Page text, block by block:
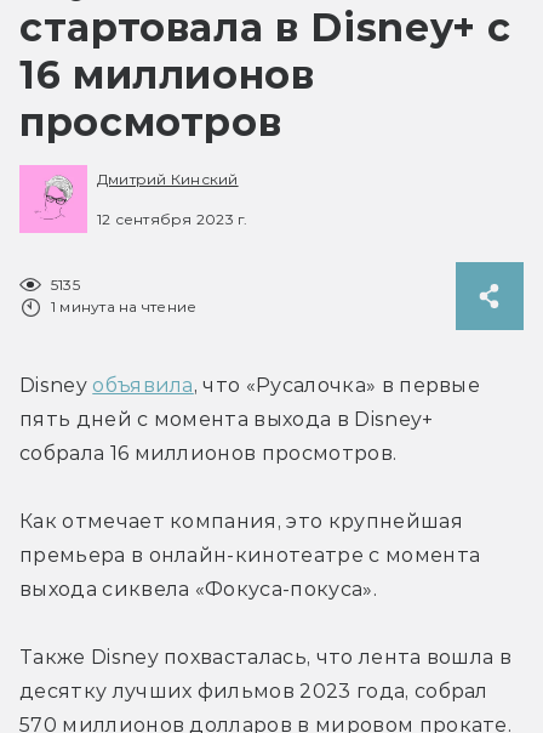
стартовала в Disney+ с
16 миллионов
просмотров
Дмитрий Кинский
12 сентября 2023 г.
5135
1 минута на чтение
Disney объявила, что «Русалочка» в первые
пять дней с момента выхода в Disney+
собрала 16 миллионов просмотров.
Как отмечает компания, это крупнейшая
премьера в онлайн-кинотеатре с момента
выхода сиквела «Фокуса-покуса».
Также Disney похвасталась, что лента вошла в
десятку лучших фильмов 2023 года, собрал
570 миллионов долларов в мировом прокате.